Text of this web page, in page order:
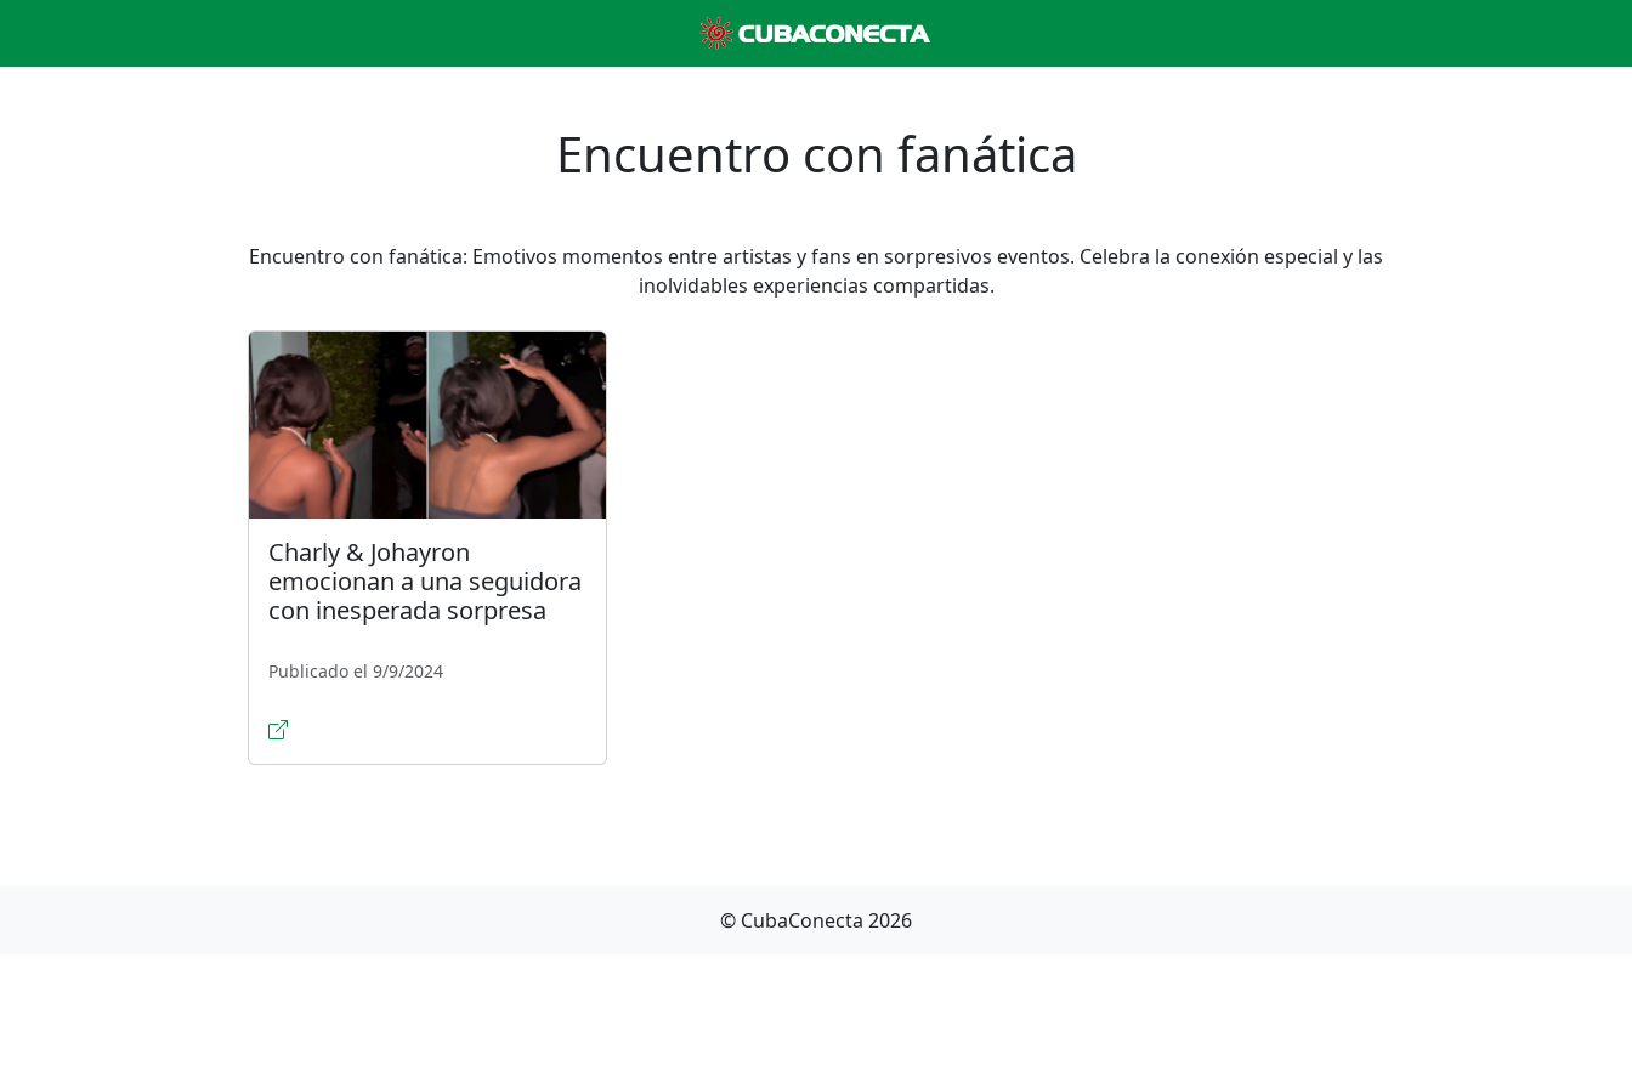
Encuentro con fanática
Encuentro con fanática: Emotivos momentos entre artistas y fans en sorpresivos eventos. Celebra la conexión especial y las
inolvidables experiencias compartidas.
Charly & Johayron
emocionan a una seguidora
con inesperada sorpresa
Publicado el 9/9/2024
© CubaConecta 2026